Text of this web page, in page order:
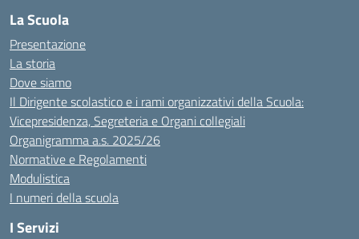
La Scuola
Presentazione
La storia
Dove siamo
Il Dirigente scolastico e i rami organizzativi della Scuola:
Vicepresidenza, Segreteria e Organi collegiali
Organigramma a.s. 2025/26
Normative e Regolamenti
Modulistica
I numeri della scuola
I Servizi